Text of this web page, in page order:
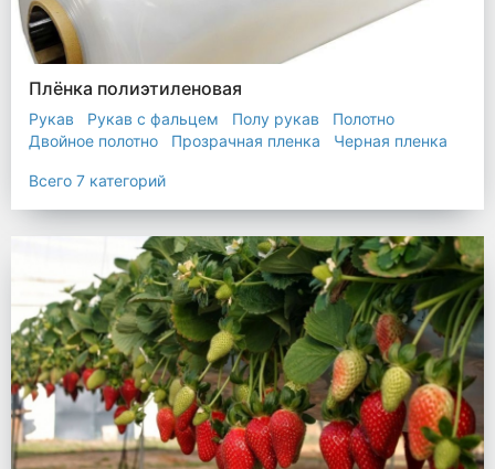
Плёнка полиэтиленовая
Рукав Рукав с фальцем Полу рукав
Полотно
Двойное полотно
Прозрачная пленка Черная пленка
Всего 7 категорий